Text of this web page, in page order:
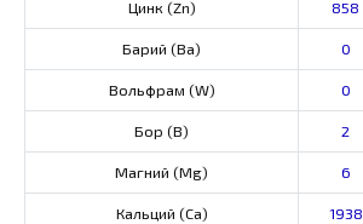
Цинк (Zn) 858
Барий (Ва) 0
Вольфрам (W) 0
Бор (В) 2
Магний (Mg) 6
Кальций (Са) 1938